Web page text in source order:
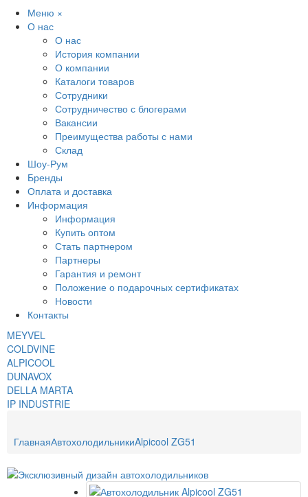
Меню ×
О нас
О нас
История компании
О компании
Каталоги товаров
Сотрудники
Сотрудничество с блогерами
Вакансии
Преимущества работы с нами
Склад
Шоу-Рум
Бренды
Оплата и доставка
Информация
Информация
Купить оптом
Стать партнером
Партнеры
Гарантия и ремонт
Положение о подарочных сертификатах
Новости
Контакты
MEYVEL
COLDVINE
ALPICOOL
DUNAVOX
DELLA MARTA
IP INDUSTRIE
ГлавнаяАвтохолодильникиAlpicool ZG51